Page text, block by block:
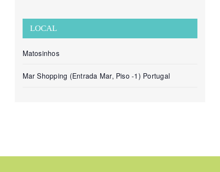
LOCAL
Matosinhos
Mar Shopping (Entrada Mar, Piso -1) Portugal